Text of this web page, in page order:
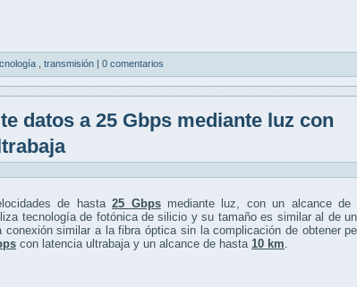
transmisión | 0 comentarios
datos a 25 Gbps mediante luz con
de hasta25 Gbpsmediante luz, con un alcance
tecnología de fotónica de silicio y su tamaño es similar al de
conexión similar a la fibra óptica sin la complicación de obtener
con latencia ultrabaja y un alcance de hasta 10 km